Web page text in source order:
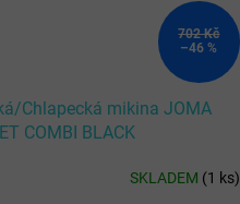
702 Kč
–46 %
Chlapecká mikina JOMA
COMBI BLACK
SKLADEM (1 ks)